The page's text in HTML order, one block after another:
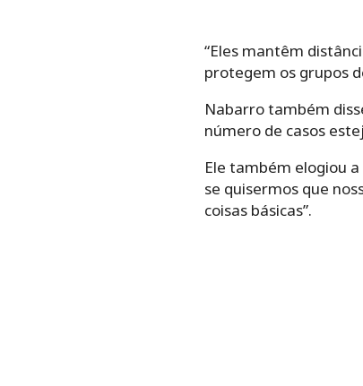
“Eles mantêm
protegem os grupos
Nabarro também
número de casos
Ele também elogiou
se quisermos que
coisas básicas”.